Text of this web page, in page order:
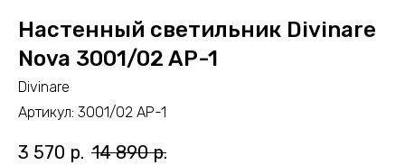
Настенный светильник Divinare
Nova 3001/02 AP-1
Divinare
Артикул: 3001/02 AP-1
3 570 р. 14 890 р.